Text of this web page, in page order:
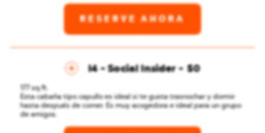
RESERVE AHORA
I4 - Social Insider
177 sq.ft.
Esta cabaña tipo capullo es ideal si te gusta trasnochar y dormir
hasta después de comer. Es muy acogedora e ideal para un grupo
de amigos.
$0